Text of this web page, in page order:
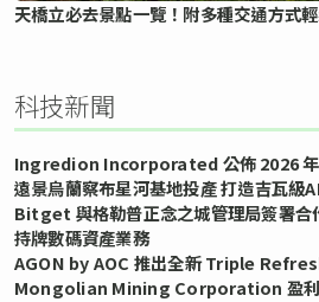
天橋立必去景點一覽！附多種交通方式
科技新聞
Ingredion Incorporated 公佈 2026 年
遠景烏蘭察布星河基地投產 打造吉瓦級
Bitget 與格勒普正念之城管理局簽署合
持牌數碼資產業務
AGON by AOC 推出全新 Triple
Mongolian Mining Corporation 盈